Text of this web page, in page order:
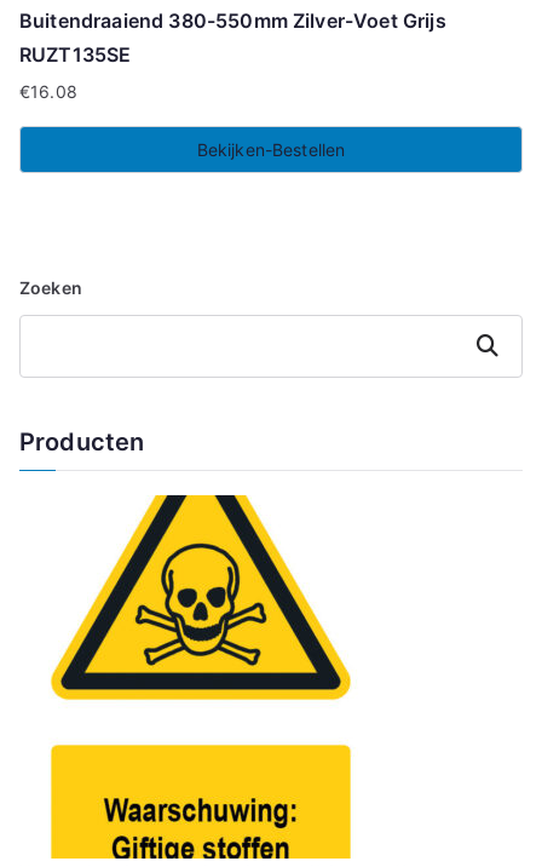
Buitendraaiend 380-550mm Zilver-Voet Grijs
RUZT135SE
€16.08
Bekijken-Bestellen
Zoeken
Zoeken
Producten